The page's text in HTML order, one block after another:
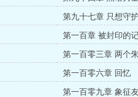
第九十七章 只想守
第一百章 被封印的
第一百零三章 两个
第一百零六章 回忆
第一百零九章 象征